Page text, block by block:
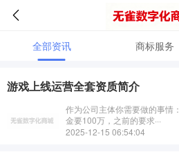
全部资讯 商标服务
游戏上线运营全套资质简介
作为公司主体你需要做的事情： 1、注册游戏公司 注意：注册资
金要100万，之前的要求···
2025-12-15 06:54:04